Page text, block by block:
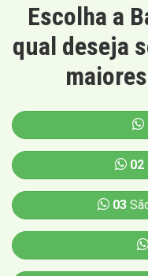
Escolha a
qual deseja
02
03